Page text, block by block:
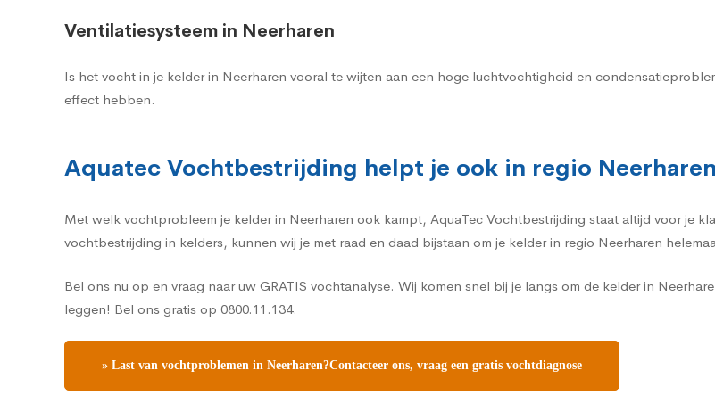
Ventilatiesysteem in Neerharen
Is het vocht in je kelder in Neerharen vooral te wijten aan een hoge luchtvochtigheid en
effect hebben.
Aquatec Vochtbestrijding helpt je ook in regio
Met welk vochtprobleem je kelder in Neerharen ook kampt, AquaTec Vochtbestrijding staat altijd voor je
vochtbestrijding in kelders, kunnen wij je met raad en daad bijstaan om je kelder in regio Neerharen
Bel ons nu op en vraag naar uw GRATIS vochtanalyse. Wij komen snel bij je langs om de kelder in
leggen! Bel ons gratis op 0800.11.134.
» Last van vochtproblemen in Neerharen?Contacteer ons, vraag een gratis vochtdiagnose